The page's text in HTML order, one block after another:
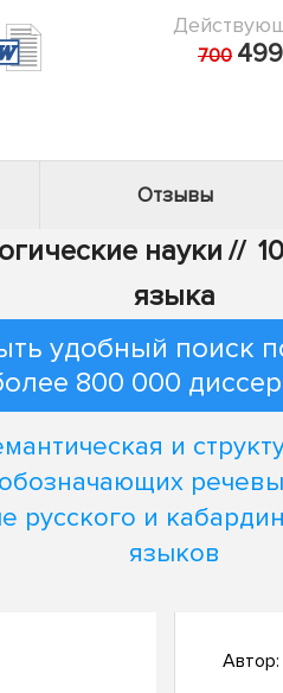
700
Отзывы
науки //
языка
удобный поиск
800 000
и
русского и
языков
Автор: